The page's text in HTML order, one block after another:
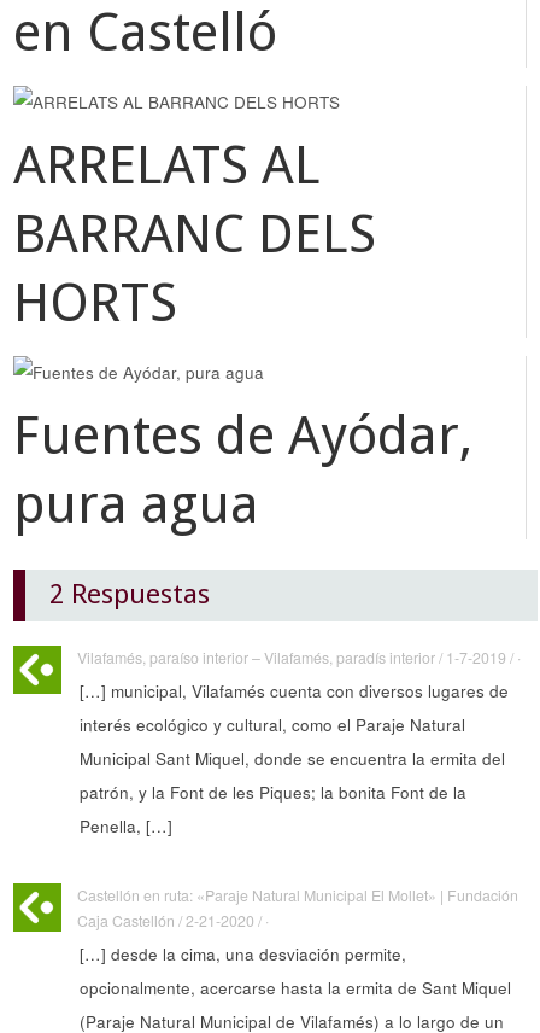
en Castelló
ARRELATS AL
BARRANC DELS
HORTS
Fuentes de Ayódar,
pura agua
2 Respuestas
Vilafamés, paraíso interior – Vilafamés, paradís interior / 1-7-2019 / ·
[…] municipal, Vilafamés cuenta con diversos lugares de
interés ecológico y cultural, como el Paraje Natural
Municipal Sant Miquel, donde se encuentra la ermita del
patrón, y la Font de les Piques; la bonita Font de la
Penella, […]
Castellón en ruta: «Paraje Natural Municipal El Mollet» | Fundación
Caja Castellón / 2-21-2020 / ·
[…] desde la cima, una desviación permite,
opcionalmente, acercarse hasta la ermita de Sant Miquel
(Paraje Natural Municipal de Vilafamés) a lo largo de un